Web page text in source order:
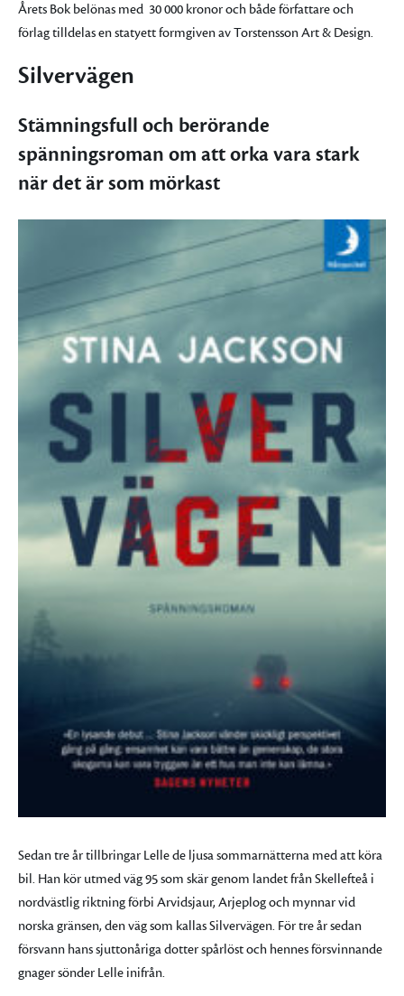
Årets Bok belönas med 30 000 kronor och både författare och
förlag tilldelas en statyett formgiven av Torstensson Art & Design.
Silvervägen
Stämningsfull och berörande
spänningsroman om att orka vara stark
när det är som mörkast
Sedan tre år tillbringar Lelle de ljusa sommarnätterna med att köra
bil. Han kör utmed väg 95 som skär genom landet från Skellefteå i
nordvästlig riktning förbi Arvidsjaur, Arjeplog och mynnar vid
norska gränsen, den väg som kallas Silvervägen. För tre år sedan
försvann hans sjuttonåriga dotter spårlöst och hennes försvinnande
gnager sönder Lelle inifrån.